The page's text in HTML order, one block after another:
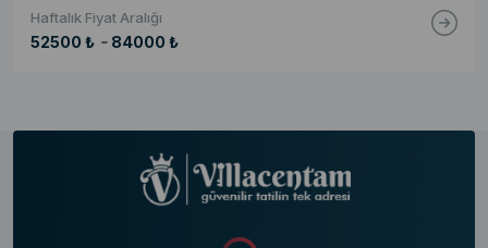
Haftalık Fiyat Aralığı
52500 ₺ - 84000 ₺